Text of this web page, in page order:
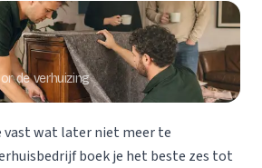
de verhuizing
vast wat later niet meer te
boek je het beste zes tot